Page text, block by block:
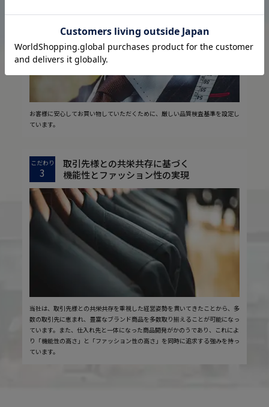
お客様に安心してお買い物していただくために、厳しい品質検査基準を設定し
ています。
こだわり
3
取引先様との共栄共存に基づく
機能性とファッション性の実現
当社は、取引先様との共栄共存を重視した経営姿勢を貫いてきたことから、多
数の取引先に恵まれ、豊富なブランド商品を多数取り揃えることが可能になっ
ています。また、仕入れ先と一体になった商品開発がかのうであり、これによ
り「機能性の高さ」と「ファッション性の高さ」を同時に追求する強みを持っ
ています。